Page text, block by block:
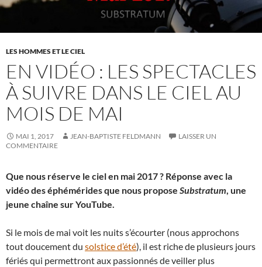
LES HOMMES ET LE CIEL
EN VIDÉO : LES SPECTACLES
À SUIVRE DANS LE CIEL AU
MOIS DE MAI
MAI 1, 2017 JEAN-BAPTISTE FELDMANN
LAISSER UN
COMMENTAIRE
Que nous réserve le ciel en mai 2017 ? Réponse avec la
vidéo des éphémérides que nous propose Substratum, une
jeune chaîne sur YouTube.
Si le mois de mai voit les nuits s’écourter (nous approchons
tout doucement du solstice d’été), il est riche de plusieurs jours
fériés qui permettront aux passionnés de veiller plus